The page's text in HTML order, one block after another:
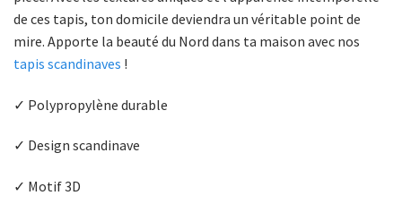
de ces tapis, ton domicile deviendra un véritable point de
mire. Apporte la beauté du Nord dans ta maison avec nos
tapis scandinaves !
✓ Polypropylène durable
✓ Design scandinave
✓ Motif 3D